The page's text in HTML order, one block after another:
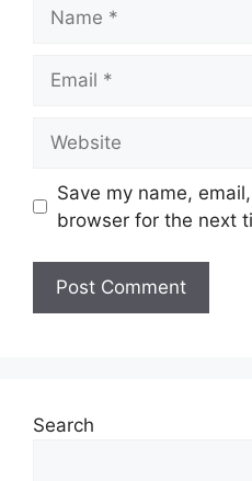
Save my name,
browser for the next
Search